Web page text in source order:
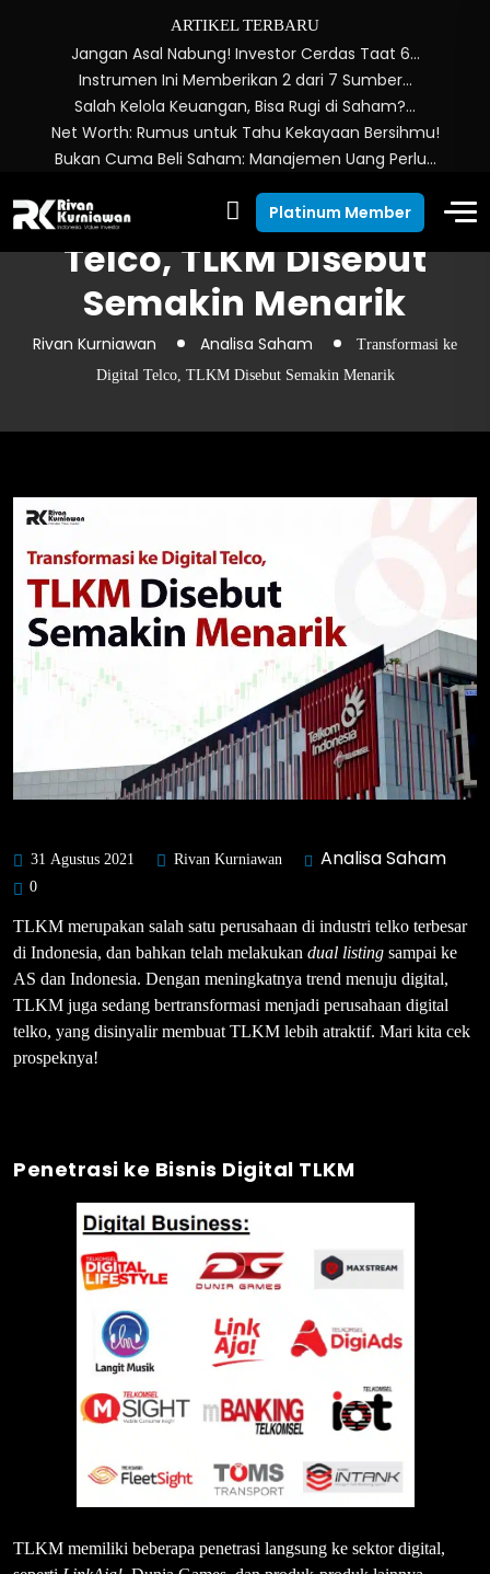
ARTIKEL TERBARU
Jangan Asal Nabung! Investor Cerdas Taat 6…
Instrumen Ini Memberikan 2 dari 7 Sumber…
Salah Kelola Keuangan, Bisa Rugi di Saham?…
Net Worth: Rumus untuk Tahu Kekayaan Bersihmu!
Bukan Cuma Beli Saham: Manajemen Uang Perlu…
Platinum Member
Transformasi ke Digital
Telco, TLKM Disebut
Semakin Menarik
Rivan Kurniawan Analisa Saham
Transformasi ke
Digital Telco, TLKM Disebut Semakin Menarik
31 Agustus 2021 Rivan Kurniawan Analisa Saham
0
TLKM merupakan salah satu perusahaan di industri telko terbesar
di Indonesia, dan bahkan telah melakukan dual listing sampai ke
AS dan Indonesia. Dengan meningkatnya trend menuju digital,
TLKM juga sedang bertransformasi menjadi perusahaan digital
telko, yang disinyalir membuat TLKM lebih atraktif. Mari kita cek
prospeknya!
Penetrasi ke Bisnis Digital TLKM
TLKM memiliki beberapa penetrasi langsung ke sektor digital,